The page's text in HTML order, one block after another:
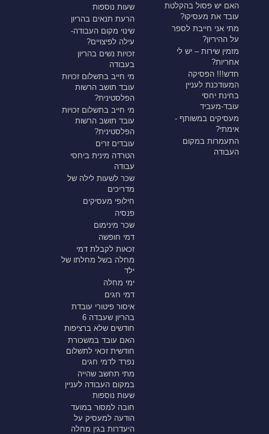
האם יש פסול בהקלטת
עובד את מעסיקו?
מתי אני חייבת לספר
על ההיריון?
מזמין שירות – יש לי
אחריות?
חדש!!! הפסיקה
המעודכנת לעניין
בחינת יחסי
עובד-מעביד
מעסיקים במשותף -
אימתי?
התעמרות במקום
העבודה
שעות נוספות
הרעת תנאים בהריון
שינוי מקום העבודה-
עילה לפיצויים?
זכויות נשים בהריון
בעבודה
מי חייב בתשלום זכויות
עובד תושב הרשות
הפלסטינית?
מי חייב בתשלום זכויות
עובד תושב הרשות
הפלסטינית?
עובדים זרים
הטרדה מינית ביחסי
עבודה
שכר לשעות לילה של
מדריכים
חילופי מעסיקים
פנסיה
שכר מינימום
דמי חופשה
זכאות לקבלת דמי
מחלה בשל מחלתו של
ילד
ימי מחלה
דמי חגים
איסור פיטורי עובדת
בהריון שעבדה 6
חודשים שלא ברציפות
האם עובד במשכורת
חודשית זכאי לתשלום
נפרד לדמי חגים
מתי תחשב שהייה
במקום העבודה לעניין
שעות נוספות
חובה למסור במועד
הודעה למעסיק על
היעדרות בגין מחלה